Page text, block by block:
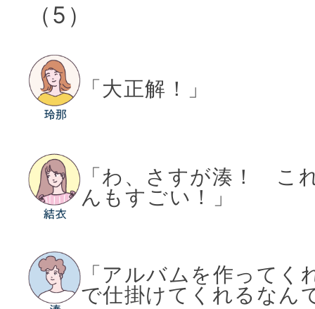
（5）
「大正解！」
「わ、さすが湊！ こ
んもすごい！」
「アルバムを作ってく
で仕掛けてくれるなん